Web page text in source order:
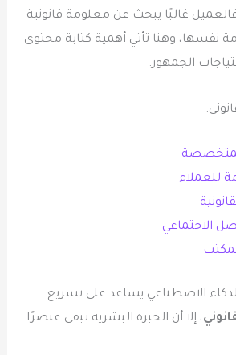
غالبًا يبحث عن معلومة قانونية
نفسها، وهنا تأتي أهمية كتابة محتوى
الجمهور.
المتخصصة
للعملاء
الاجتماعي
الاصطناعي يساعد على تسريع
، إلا أن الخبرة البشرية تبقى عنصرًا